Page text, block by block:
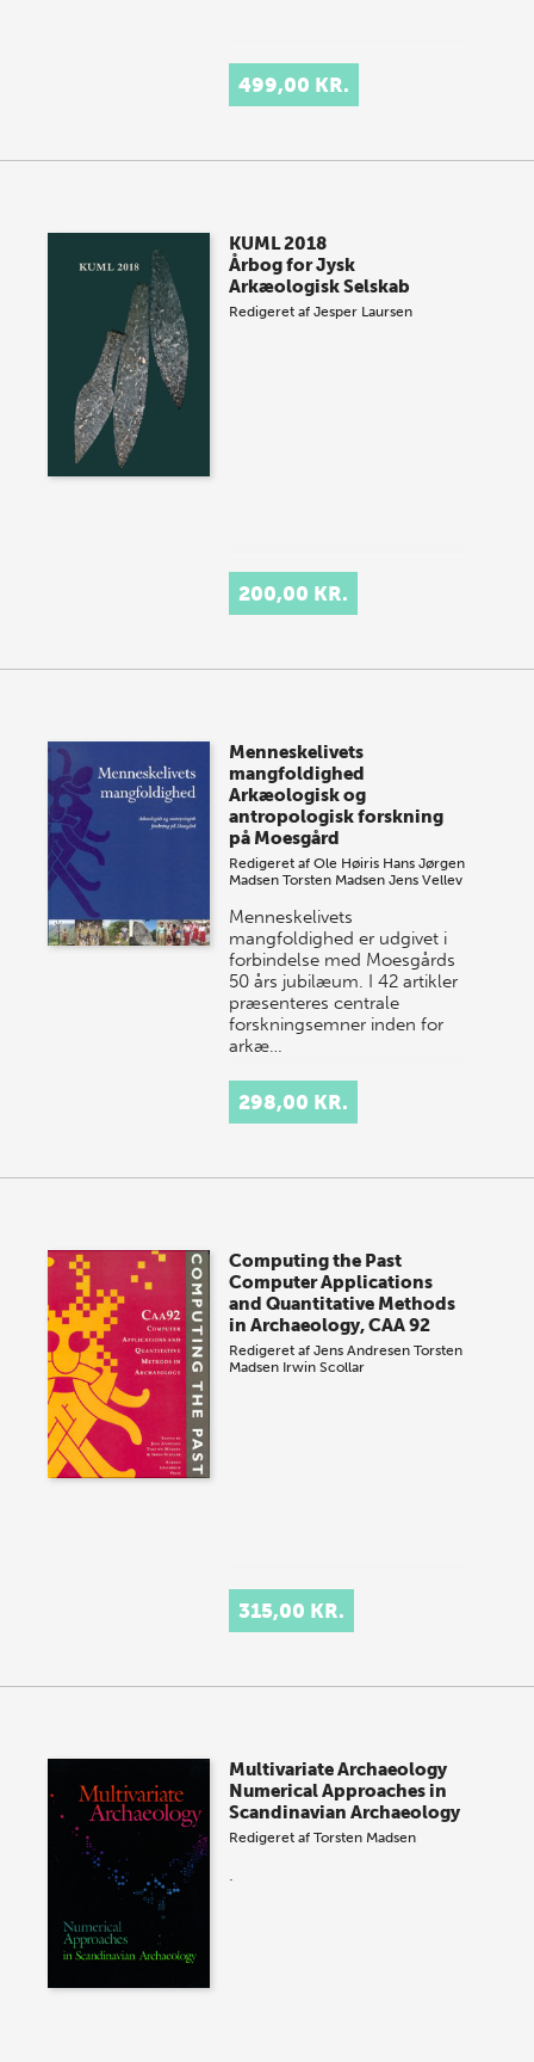
499,00 KR.
KUML 2018
Årbog for Jysk
Arkæologisk Selskab
Redigeret afJesper Laursen
200,00 KR.
Menneskelivets
mangfoldighed
Arkæologisk og
antropologisk forskning
på Moesgård
Redigeret afOle Høiris Hans Jørgen
Madsen Torsten Madsen Jens Vellev
Menneskelivets
mangfoldighed er udgivet i
forbindelse med Moesgårds
50 års jubilæum. I 42 artikler
præsenteres centrale
forskningsemner inden for
arkæ…
298,00 KR.
Computing the Past
Computer Applications
and Quantitative Methods
in Archaeology, CAA 92
Redigeret afJens Andresen Torsten
Madsen Irwin Scollar
315,00 KR.
Multivariate Archaeology
Numerical Approaches in
Scandinavian Archaeology
Redigeret afTorsten Madsen
.